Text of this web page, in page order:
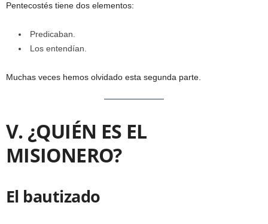
Pentecostés tiene dos elementos:
Predicaban.
Los entendían.
Muchas veces hemos olvidado esta segunda parte.
V. ¿QUIÉN ES EL
MISIONERO?
El bautizado